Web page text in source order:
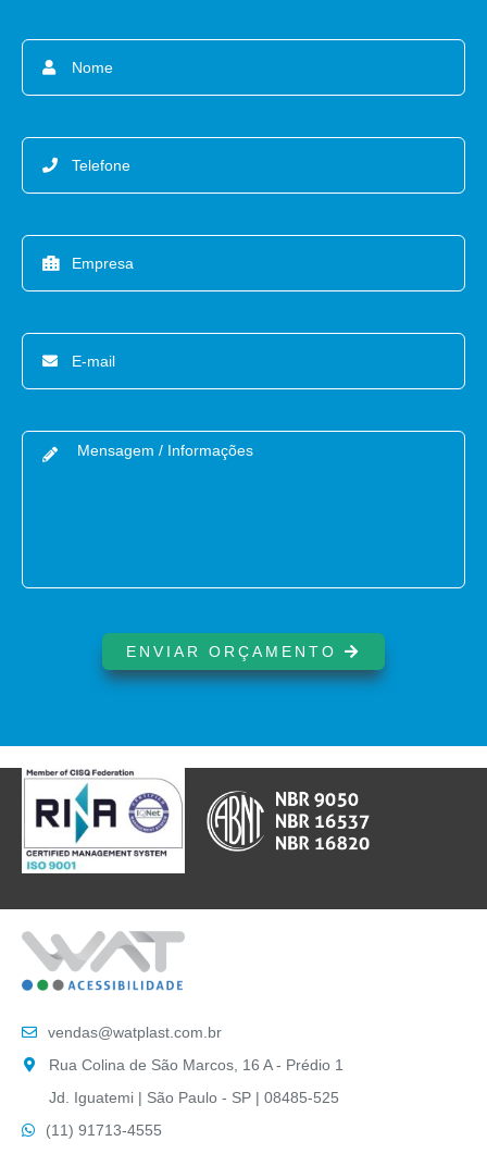
ENVIAR ORÇAMENTO
vendas@watplast.com.br
Rua Colina de São Marcos, 16 A - Prédio 1
Jd. Iguatemi | São Paulo - SP | 08485-525
(11) 91713-4555